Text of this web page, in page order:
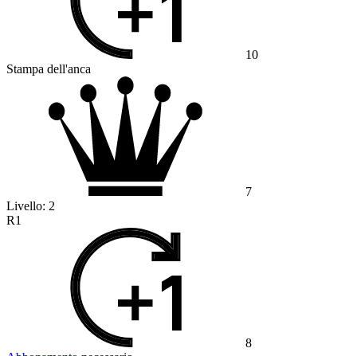
10
Stampa dell'anca
7
Livello: 2
R1
8